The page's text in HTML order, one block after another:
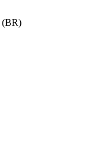
(BR)